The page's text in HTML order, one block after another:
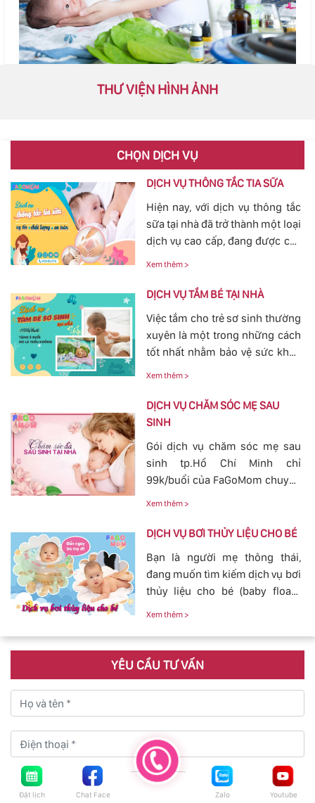
Đặt lịch Chat Face Zalo Youtube
THƯ VIỆN HÌNH ẢNH
CHỌN DỊCH VỤ
DỊCH VỤ THÔNG TẮC TIA SỮA
Hiện nay, với dịch vụ thông tắc
sữa tại nhà đã trở thành một loại
dịch vụ cao cấp, đang được các
mẹ đặc biệt quan tâm, bởi tình
phổ biến. Với việc thông tắc tia
chóng thông tia sữa, giảm bớt
các cơn đau cương cứng tại
vùng bầu vú, đảm bảo cho
nguồn sữa về đều cho bé bú.
Xem thêm >
DỊCH VỤ TẮM BÉ TẠI NHÀ
Việc tắm cho trẻ sơ sinh thường
xuyên là một trong những cách
tốt nhất nhằm bảo vệ sức khỏe
cho bé yêu tránh khỏi các nguy
Bởi vậy, nhu cầu tắm cho trẻ sơ
sinh ngày càn lớn, với dịch vụ
FaGoMom cung cấp tới các mẹ
không cần phải lo nghĩ về
chuyện massage và tắm cho
con yêu của mình.
Xem thêm >
DỊCH VỤ CHĂM SÓC MẸ SAU
SINH
Gói dịch vụ chăm sóc mẹ sau
sinh tp.Hồ Chí Minh chỉ
99k/buổi của FaGoMom chuyên
nghiệp, Dịch Vụ Hoàn Hảo,
yên tâm cho mẹ và bé.
Xem thêm >
DỊCH VỤ BƠI THỦY LIỆU CHO BÉ
Bạn là người mẹ thông thái,
đang muốn tìm kiếm dịch vụ bơi
thủy liệu cho bé (baby fload)
đảm bảo uy tín và chất lượng.
Xem thêm >
YÊU CẦU TƯ VẤN